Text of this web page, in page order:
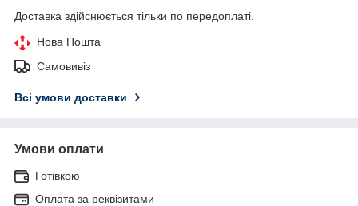
Доставка здійснюється тільки по передоплаті.
Нова Пошта
Самовивіз
Всі умови доставки
Умови оплати
Готівкою
Оплата за реквізитами